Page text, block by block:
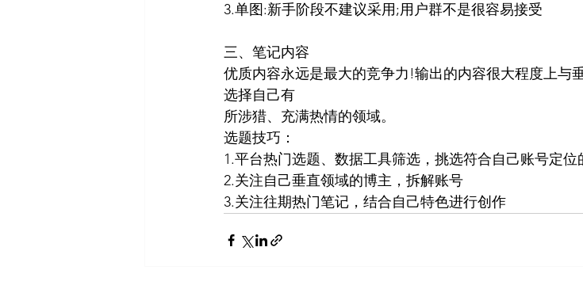
3.单图:新手阶段不建议采用;用户群不是很容易接受
三、笔记内容
优质内容永远是最大的竞争力!输出的内容很大程度上与
选择自己有
所涉猎、充满热情的领域。
选题技巧：
1.平台热门选题、数据工具筛选，挑选符合自己账号定位
2.关注自己垂直领域的博主，拆解账号
3.关注往期热门笔记，结合自己特色进行创作